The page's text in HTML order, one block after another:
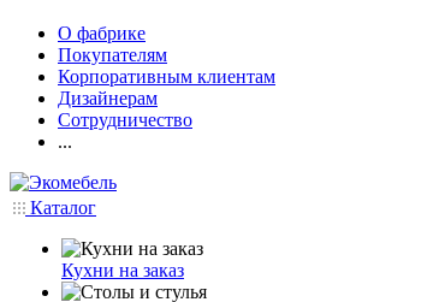
О фабрике
Покупателям
Корпоративным клиентам
Дизайнерам
Сотрудничество
...
Каталог
Кухни на заказ